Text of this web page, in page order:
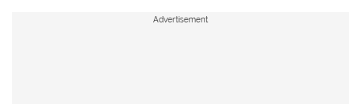
Advertisement